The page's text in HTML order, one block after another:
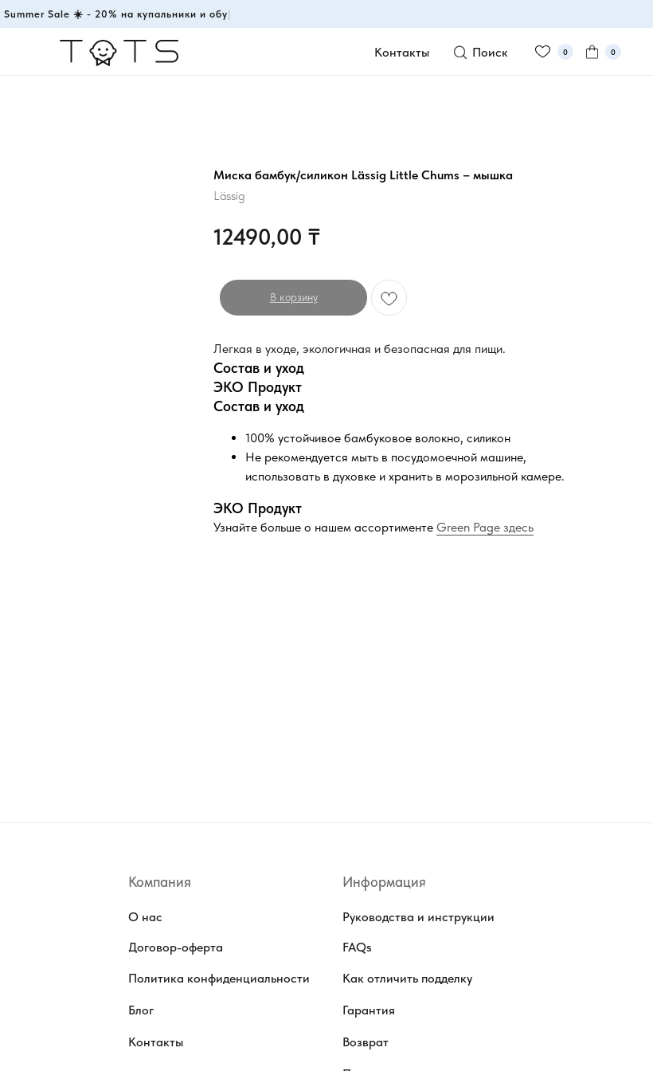
Summer Sale ☀️ - 20% на купальники и обувь !
Поиск
Контакты 0 0
Миска бамбук/силикон Lässig Little Chums – мышка
Lässig
12490,00 ₸
В корзину
Легкая в уходе, экологичная и безопасная для пищи.
Состав и уход
ЭКО Продукт
Состав и уход
100% устойчивое бамбуковое волокно, силикон
Не рекомендуется мыть в посудомоечной машине,
использовать в духовке и хранить в морозильной камере.
ЭКО Продукт
Узнайте больше о нашем ассортименте Green Page здесь
Компания
О нас
Договор-оферта
Политика конфиденциальности Как отличить подделку
Блог
Контакты
Информация
Руководства и инструкции
FAQs
Гарантия
Возврат